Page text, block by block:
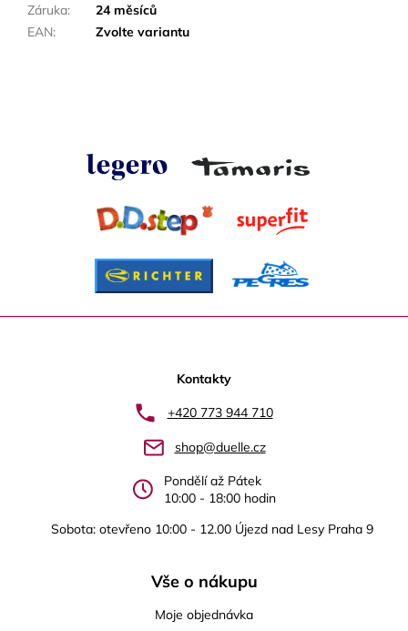
Záruka:
24 měsíců
EAN: Zvolte variantu
Z
Kontakty
+420 773 944 710
shop@duelle.cz
Pondělí až Pátek
10:00 - 18:00 hodin
Sobota: otevřeno 10:00 - 12.00 Újezd nad Lesy Praha 9
Vše o nákupu
Moje objednávka